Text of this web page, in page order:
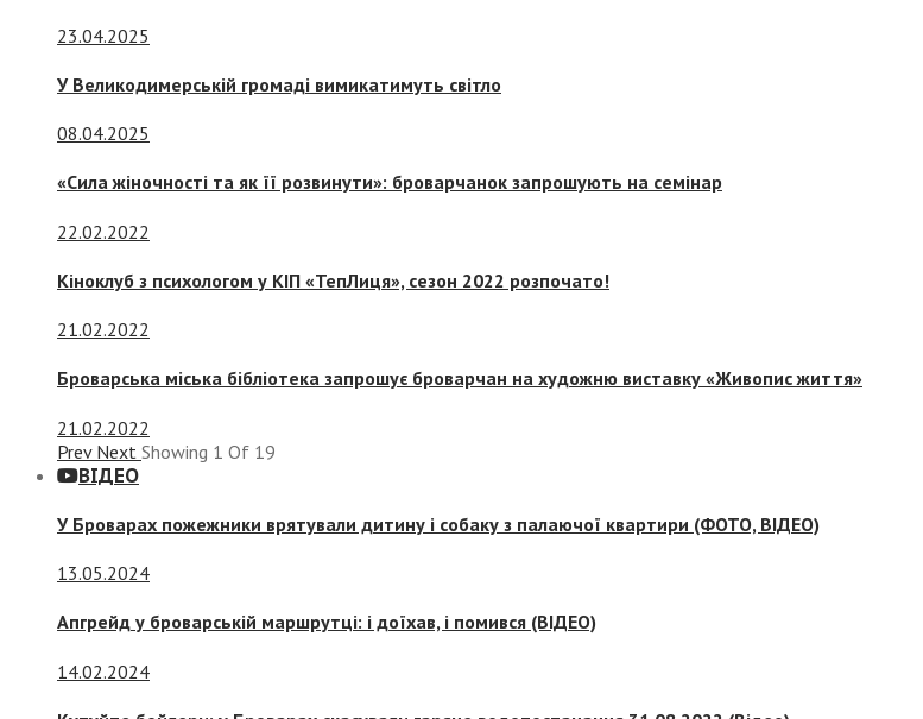
23.04.2025
У Великодимерській громаді вимикатимуть світло
08.04.2025
«Сила жіночності та як її розвинути»: броварчанок запрошують на семінар
22.02.2022
Кіноклуб з психологом у КІП «ТепЛиця», сезон 2022 розпочато!
21.02.2022
Броварська міська бібліотека запрошує броварчан на художню виставку «Живопис життя»
21.02.2022
Prev Next Showing 1 Of 19
ВІДЕО
У Броварах пожежники врятували дитину і собаку з палаючої квартири (ФОТО, ВІДЕО)
13.05.2024
Апгрейд у броварській маршрутці: і доїхав, і помився (ВІДЕО)
14.02.2024